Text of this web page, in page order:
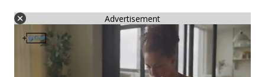
Advertisement